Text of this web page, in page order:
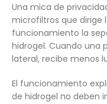
Una mica de
microfiltros que dirige
funcionamiento la
hidrogel. Cuando una
lateral, recibe menos
El funcionamiento
de hidrogel no deben